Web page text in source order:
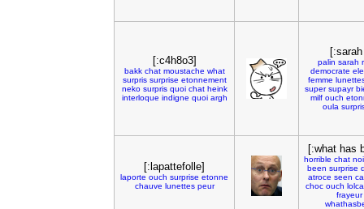
[:c4h8o3]
bakk chat moustache what
surpris surprise etonnement
neko surpris quoi chat heink
interloque indigne quoi argh
palin sarah
democrate
femme
super supayr
milf ouch
oula
[:lapattefolle]
laporte ouch surprise etonne
chauve lunettes peur
[:what has
horrible chat
been surprise
atroce seen
choc ouch
frayeur